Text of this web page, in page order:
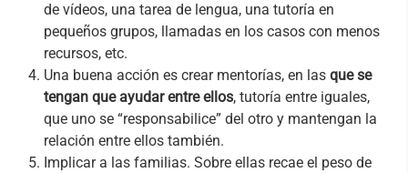
de vídeos, una tarea de lengua, una tutoría en
pequeños grupos, llamadas en los casos con menos
recursos, etc.
Una buena acción es crear mentorías, en las que se
tengan que ayudar entre ellos, tutoría entre iguales,
que uno se “responsabilice” del otro y mantengan la
relación entre ellos también.
Implicar a las familias. Sobre ellas recae el peso de